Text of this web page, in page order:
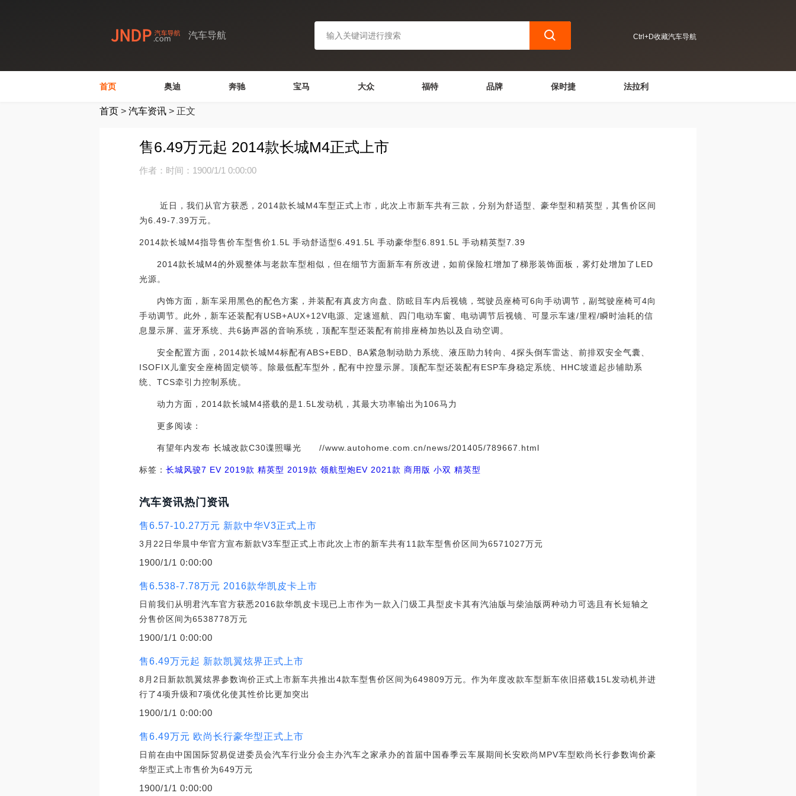
汽车导航 Ctrl+D收藏汽车导航
首页 奥迪 奔驰 宝马 大众 福特 品牌 保时捷 法拉利
首页 > 汽车资讯 > 正文
售6.49万元起 2014款长城M4正式上市
作者： 时间：1900/1/1 0:00:00
近日，我们从官方获悉，2014款长城M4车型正式上市，此次上市新车共有三款，分别为舒适型、豪华型和精英型，其售价区间
为6.49-7.39万元。
2014款长城M4指导售价车型售价1.5L 手动舒适型6.491.5L 手动豪华型6.891.5L 手动精英型7.39
2014款长城M4的外观整体与老款车型相似，但在细节方面新车有所改进，如前保险杠增加了梯形装饰面板，雾灯处增加了LED
光源。
内饰方面，新车采用黑色的配色方案，并装配有真皮方向盘、防眩目车内后视镜，驾驶员座椅可6向手动调节，副驾驶座椅可4向
手动调节。此外，新车还装配有USB+AUX+12V电源、定速巡航、四门电动车窗、电动调节后视镜、可显示车速/里程/瞬时油耗的信
息显示屏、蓝牙系统、共6扬声器的音响系统，顶配车型还装配有前排座椅加热以及自动空调。
安全配置方面，2014款长城M4标配有ABS+EBD、BA紧急制动助力系统、液压助力转向、4探头倒车雷达、前排双安全气囊、
ISOFIX儿童安全座椅固定锁等。除最低配车型外，配有中控显示屏。顶配车型还装配有ESP车身稳定系统、HHC坡道起步辅助系
统、TCS牵引力控制系统。
动力方面，2014款长城M4搭载的是1.5L发动机，其最大功率输出为106马力
更多阅读：
有望年内发布 长城改款C30谍照曝光 //www.autohome.com.cn/news/201405/789667.html
标签：长城风骏7 EV 2019款 精英型 2019款 领航型炮EV 2021款 商用版 小双 精英型
汽车资讯热门资讯
售6.57-10.27万元 新款中华V3正式上市
3月22日华晨中华官方宣布新款V3车型正式上市此次上市的新车共有11款车型售价区间为6571027万元
1900/1/1 0:00:00
售6.538-7.78万元 2016款华凯皮卡上市
日前我们从明君汽车官方获悉2016款华凯皮卡现已上市作为一款入门级工具型皮卡其有汽油版与柴油版两种动力可选且有长短轴之
分售价区间为6538778万元
1900/1/1 0:00:00
售6.49万元起 新款凯翼炫界正式上市
8月2日新款凯翼炫界参数询价正式上市新车共推出4款车型售价区间为649809万元。作为年度改款车型新车依旧搭载15L发动机并进
行了4项升级和7项优化使其性价比更加突出
1900/1/1 0:00:00
售6.49万元 欧尚长行豪华型正式上市
日前在由中国国际贸易促进委员会汽车行业分会主办汽车之家承办的首届中国春季云车展期间长安欧尚MPV车型欧尚长行参数询价豪
华型正式上市售价为649万元
1900/1/1 0:00:00